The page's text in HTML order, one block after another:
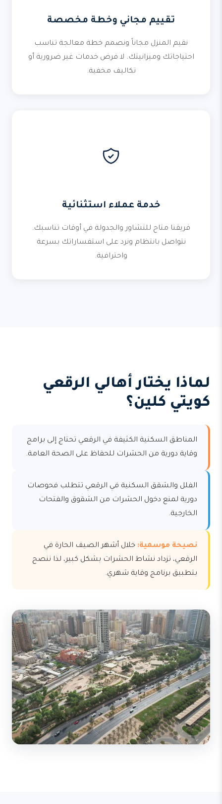
تقييم مجاني وخطة مخصصة
نقيم المنزل مجاناً ونصمم خطة معالجة تناسب
احتياجاتك وميزانيتك. لا فرض خدمات غير ضرورية أو
تكاليف مخفية.
خدمة عملاء استثنائية
فريقنا متاح للتشاور والجدولة في أوقات تناسبك.
نتواصل بانتظام ونرد على استفساراتك بسرعة
واحترافية.
لماذا يختار أهالي الرقعي
كويتي كلين؟
المناطق السكنية الكثيفة في الرقعي تحتاج إلى برامج
وقاية دورية من الحشرات للحفاظ على الصحة العامة.
الفلل والشقق السكنية في الرقعي تتطلب فحوصات
دورية لمنع دخول الحشرات من الشقوق والفتحات
الخارجية.
نصيحة موسمية: خلال أشهر الصيف الحارة في
الرقعي، تزداد نشاط الحشرات بشكل كبير، لذا ننصح
بتطبيق برنامج وقاية شهري.